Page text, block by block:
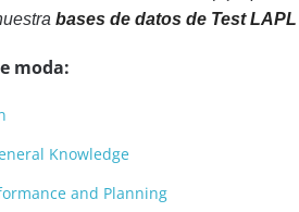
bases de datos de Test
moda:
Knowledge
and Planning